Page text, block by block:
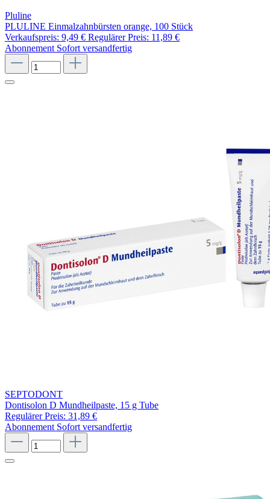
Pluline
PLULINE Einmalzahnbürsten orange, 100 Stück
Verkaufspreis: 9,49 € Regulärer Preis: 11,89 €
Abonnement Sofort versandfertig
SEPTODONT
Dontisolon D Mundheilpaste, 15 g Tube
Regulärer Preis: 31,89 €
Abonnement Sofort versandfertig